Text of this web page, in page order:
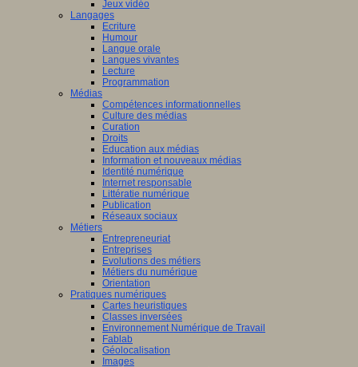
Jeux vidéo
Langages
Ecriture
Humour
Langue orale
Langues vivantes
Lecture
Programmation
Médias
Compétences informationnelles
Culture des médias
Curation
Droits
Education aux médias
Information et nouveaux médias
Identité numérique
Internet responsable
Littératie numérique
Publication
Réseaux sociaux
Métiers
Entrepreneuriat
Entreprises
Evolutions des métiers
Métiers du numérique
Orientation
Pratiques numériques
Cartes heuristiques
Classes inversées
Environnement Numérique de Travail
Fablab
Géolocalisation
Images